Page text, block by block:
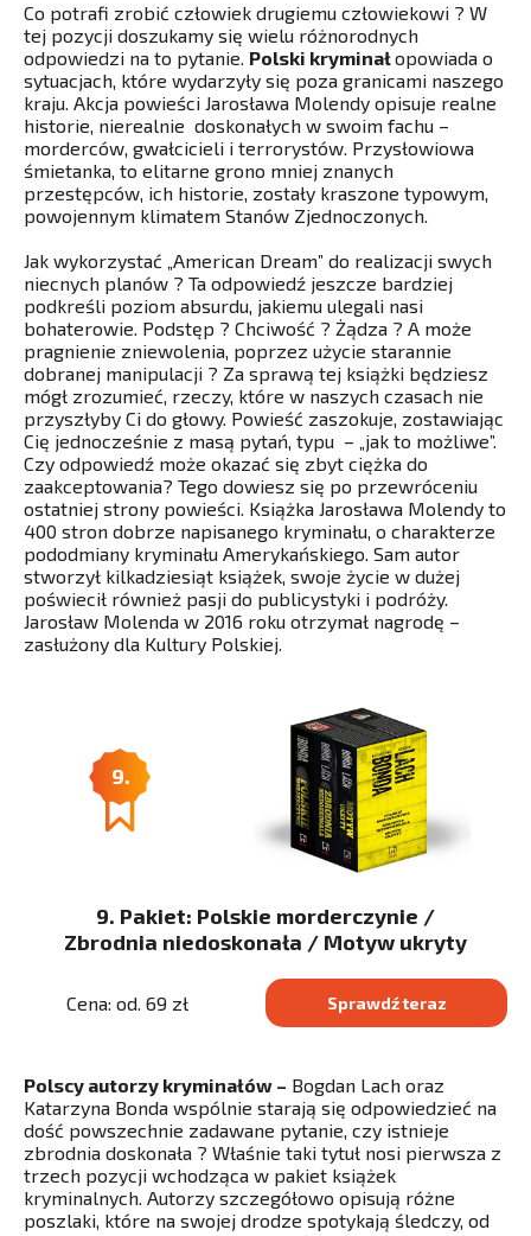
Co potrafi zrobić człowiek drugiemu człowiekowi ? W
tej pozycji doszukamy się wielu różnorodnych
odpowiedzi na to pytanie. Polski kryminałopowiada o
sytuacjach, które wydarzyły się poza granicami naszego
kraju. Akcja powieści Jarosława Molendy opisuje realne
historie, nierealnie doskonałych w swoim fachu –
morderców, gwałcicieli i terrorystów. Przysłowiowa
śmietanka, to elitarne grono mniej znanych
przestępców, ich historie, zostały kraszone typowym,
powojennym klimatem Stanów Zjednoczonych.
Jak wykorzystać „American Dream” do realizacji swych
niecnych planów ? Ta odpowiedź jeszcze bardziej
podkreśli poziom absurdu, jakiemu ulegali nasi
bohaterowie. Podstęp ? Chciwość ? Żądza ? A może
pragnienie zniewolenia, poprzez użycie starannie
dobranej manipulacji ? Za sprawą tej książki będziesz
mógł zrozumieć, rzeczy, które w naszych czasach nie
przyszłyby Ci do głowy. Powieść zaszokuje, zostawiając
Cię jednocześnie z masą pytań, typu – „jak to możliwe”.
Czy odpowiedź może okazać się zbyt ciężka do
zaakceptowania? Tego dowiesz się po przewróceniu
ostatniej strony powieści. Książka Jarosława Molendy to
400 stron dobrze napisanego kryminału, o charakterze
pododmiany kryminału Amerykańskiego. Sam autor
stworzył kilkadziesiąt książek, swoje życie w dużej
poświecił również pasji do publicystyki i podróży.
Jarosław Molenda w 2016 roku otrzymał nagrodę –
zasłużony dla Kultury Polskiej.
9.
9. Pakiet: Polskie morderczynie /
Zbrodnia niedoskonała / Motyw ukryty
Cena: od. 69 zł Sprawdź teraz
Polscy autorzy kryminałów – Bogdan Lach oraz
Katarzyna Bonda wspólnie starają się odpowiedzieć na
dość powszechnie zadawane pytanie, czy istnieje
zbrodnia doskonała ? Właśnie taki tytuł nosi pierwsza z
trzech pozycji wchodząca w pakiet książek
kryminalnych. Autorzy szczegółowo opisują różne
poszlaki, które na swojej drodze spotykają śledczy, od